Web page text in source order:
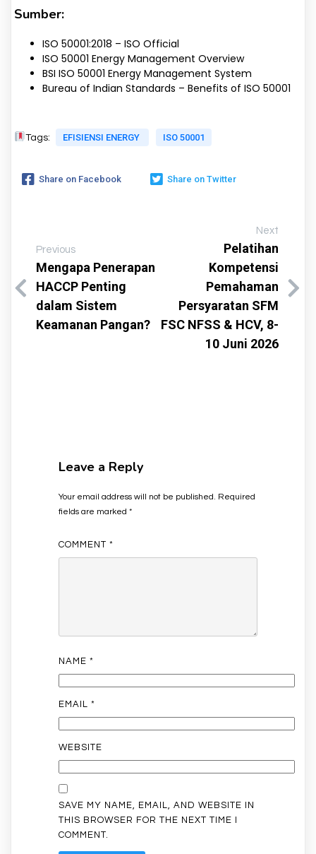
Sumber:
ISO 50001:2018 – ISO Official
ISO 50001 Energy Management Overview
BSI ISO 50001 Energy Management System
Bureau of Indian Standards – Benefits of ISO 50001
Tags: EFISIENSI ENERGY ISO 50001
Share on Facebook Share on Twitter
Previous
Mengapa Penerapan
HACCP Penting
dalam Sistem
Keamanan Pangan?
Next
Pelatihan
Kompetensi
Pemahaman
Persyaratan SFM
FSC NFSS & HCV, 8-
10 Juni 2026
Leave a Reply
Your email address will not be published. Required
fields are marked *
COMMENT *
NAME *
EMAIL *
WEBSITE
SAVE MY NAME, EMAIL, AND WEBSITE IN
THIS BROWSER FOR THE NEXT TIME I
COMMENT.